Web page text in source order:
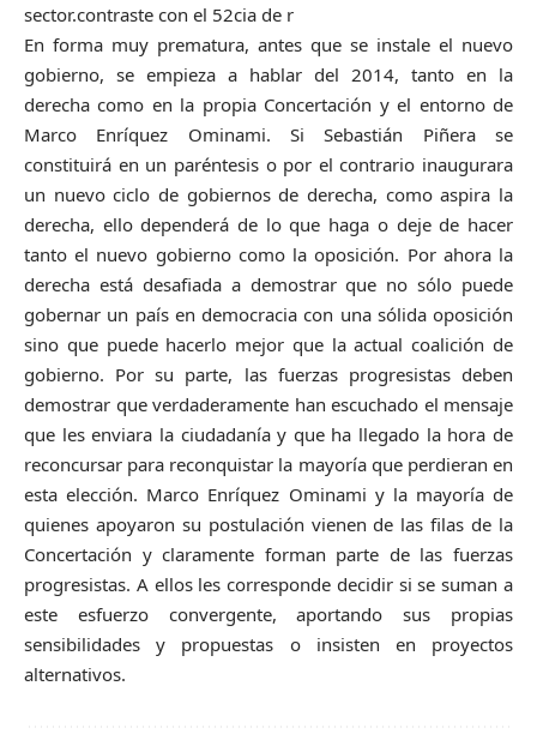
sector.contraste con el 52cia de r
En forma muy prematura, antes que se instale el nuevo
gobierno, se empieza a hablar del 2014, tanto en la
derecha como en la propia Concertación y el entorno de
Marco Enríquez Ominami. Si Sebastián Piñera se
constituirá en un paréntesis o por el contrario inaugurara
un nuevo ciclo de gobiernos de derecha, como aspira la
derecha, ello dependerá de lo que haga o deje de hacer
tanto el nuevo gobierno como la oposición. Por ahora la
derecha está desafiada a demostrar que no sólo puede
gobernar un país en democracia con una sólida oposición
sino que puede hacerlo mejor que la actual coalición de
gobierno. Por su parte, las fuerzas progresistas deben
demostrar que verdaderamente han escuchado el mensaje
que les enviara la ciudadanía y que ha llegado la hora de
reconcursar para reconquistar la mayoría que perdieran en
esta elección. Marco Enríquez Ominami y la mayoría de
quienes apoyaron su postulación vienen de las filas de la
Concertación y claramente forman parte de las fuerzas
progresistas. A ellos les corresponde decidir si se suman a
este esfuerzo convergente, aportando sus propias
sensibilidades y propuestas o insisten en proyectos
alternativos.